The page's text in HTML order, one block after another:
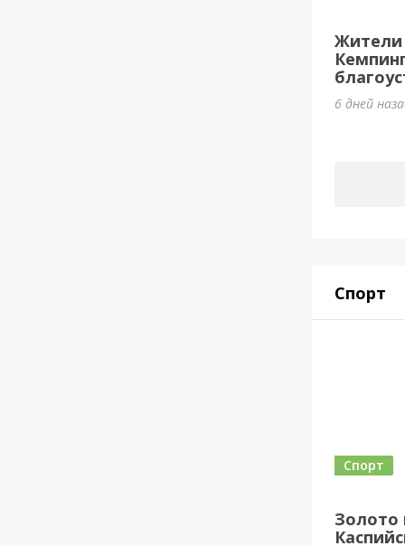
Жители
6 дней
Спорт
Золото
Спорт